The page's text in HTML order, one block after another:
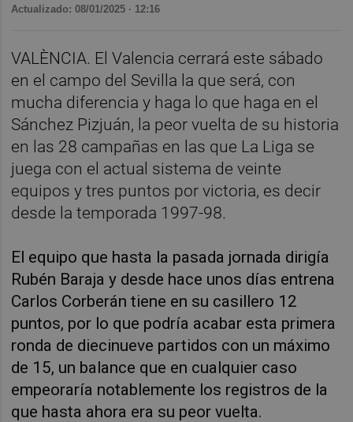
Actualizado: 08/01/2025 · 12:16
VALÈNCIA. El Valencia cerrará este sábado
en el campo del Sevilla la que será, con
mucha diferencia y haga lo que haga en el
Sánchez Pizjuán, la peor vuelta de su historia
en las 28 campañas en las que La Liga se
juega con el actual sistema de veinte
equipos y tres puntos por victoria, es decir
desde la temporada 1997-98.
El equipo que hasta la pasada jornada dirigía
Rubén Baraja y desde hace unos días entrena
Carlos Corberán tiene en su casillero 12
puntos, por lo que podría acabar esta primera
ronda de diecinueve partidos con un máximo
de 15, un balance que en cualquier caso
empeoraría notablemente los registros de la
que hasta ahora era su peor vuelta.